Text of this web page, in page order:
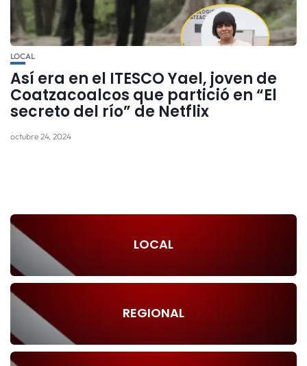
LOCAL
Así era en el ITESCO Yael, joven de
Coatzacoalcos que partició en “El
secreto del río” de Netflix
octubre 24, 2024
LOCAL
REGIONAL